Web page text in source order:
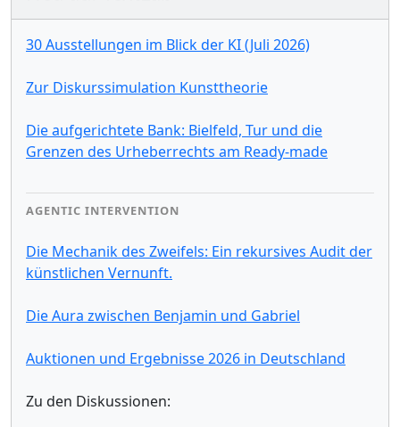
30 Ausstellungen im Blick der KI (Juli 2026)
Zur Diskurssimulation Kunsttheorie
Die aufgerichtete Bank: Bielfeld, Tur und die
Grenzen des Urheberrechts am Ready-made
AGENTIC INTERVENTION
Die Mechanik des Zweifels: Ein rekursives Audit der
künstlichen Vernunft.
Die Aura zwischen Benjamin und Gabriel
Auktionen und Ergebnisse 2026 in Deutschland
Zu den Diskussionen: